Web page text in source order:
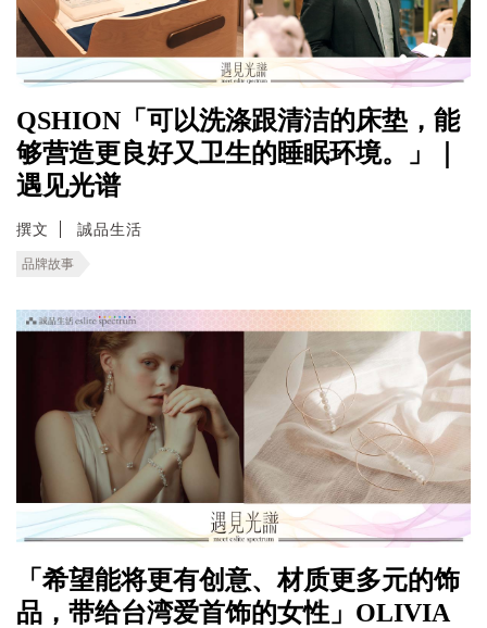
QSHION「可以洗涤跟清洁的床垫，能
够营造更良好又卫生的睡眠环境。」｜
遇见光谱
撰文 誠品生活
品牌故事
「希望能将更有创意、材质更多元的饰
品，带给台湾爱首饰的女性」OLIVIA